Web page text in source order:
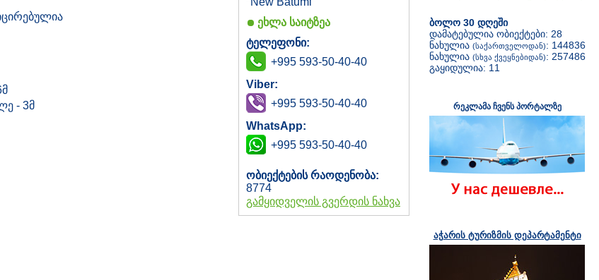
- 3მ
ეხლა საიტზეა
ტელეფონი:
+995 593-50-40-40
Viber:
+995 593-50-40-40
WhatsApp:
+995 593-50-40-40
ობიექტების რაოდენობა:
8774
გამყიდველის გვერდის ნახვა
ბოლო 30 დღეში
დამატებულია ობიექტები: 28
ნახულია (საქართველოდან): 144836
ნახულია (სხვა ქვეყნებიდან): 257486
გაყიდულია: 11
რეკლამა ჩვენს პორტალზე
აჭარის ტურიზმის დეპარტამენტი